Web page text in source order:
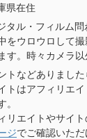
県在住
タル・フィルム問
をウロウロして
す。時々カメラ以
トなどありました
トはアフィリエ
。
リエイトやサイ
ジでご確認いた